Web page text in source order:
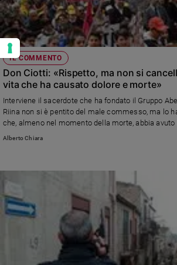
IL COMMENTO
Don Ciotti: «Rispetto, ma non si
vita che ha causato dolore e morte»
Interviene il sacerdote che ha fondato il Gruppo Abele e
Riina non si è pentito del male commesso, ma lo
che, almeno nel momento della morte, abbia
nel profondo di sé e di aprirsi così alla misericordia
Alberto Chiara